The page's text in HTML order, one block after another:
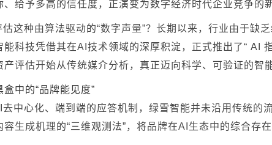
、给予多高的信任度，正演变为数字经济时代企业竞争的
这种由算法驱动的“数字声量”？长期以来，行业由于缺
能科技凭借其在AI技术领域的深厚积淀，正式推出了“ AI
评估开始从传统媒介分析，真正迈向科学、可验证的智
中的“品牌能见度”
中心化、端到端的应答机制，绿雪智能并未沿用传统的
生成机理的“三维观测法”，将品牌在AI生态中的综合存在